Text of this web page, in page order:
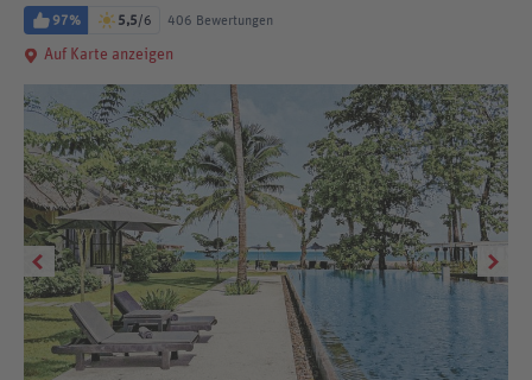
97% 5,5/6 406 Bewertungen
Auf Karte anzeigen